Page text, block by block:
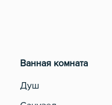
Ванная комната
Душ